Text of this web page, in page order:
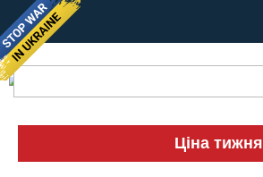
Ціна тижня